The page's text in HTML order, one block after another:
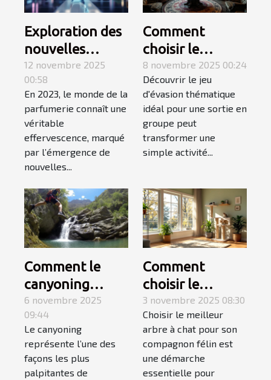
Exploration des
nouvelles
tendances des
parfums en
2023
12 novembre 2025
00:58
En 2023, le monde de la
parfumerie connaît une
véritable
effervescence, marqué
par l’émergence de
nouvelles...
Comment
choisir le
meilleur jeu
d'évasion
thématique
pour une sortie
en groupe ?
8 novembre 2025 00:24
Découvrir le jeu
d'évasion thématique
idéal pour une sortie en
groupe peut
transformer une
simple activité...
Comment le
canyoning
fusionne
montagne et
mer pour une
aventure
inoubliable ?
6 novembre 2025
09:44
Le canyoning
représente l’une des
façons les plus
palpitantes de
Comment
choisir le
meilleur arbre à
chat pour votre
compagnon ?
3 novembre 2025 08:30
Choisir le meilleur
arbre à chat pour son
compagnon félin est
une démarche
essentielle pour